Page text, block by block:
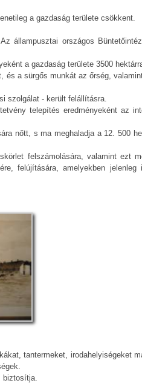
a gazdaság területe csökkent.
állampusztai országos
a gazdaság területe 3500
a sürgős munkát az őrség,
szolgálat - került felállításra.
telepítés eredményeként az
nőtt, s ma meghaladja a 12. 500
felszámolására, valamint ezt
felújítására, amelyekben
tantermeket, irodahelyiségeket